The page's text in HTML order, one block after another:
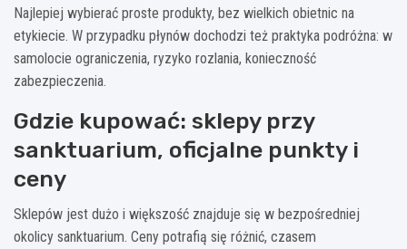
Najlepiej wybierać proste produkty, bez wielkich obietnic na
etykiecie. W przypadku płynów dochodzi też praktyka podróżna: w
samolocie ograniczenia, ryzyko rozlania, konieczność
zabezpieczenia.
Gdzie kupować: sklepy przy
sanktuarium, oficjalne punkty i
ceny
Sklepów jest dużo i większość znajduje się w bezpośredniej
okolicy sanktuarium. Ceny potrafią się różnić, czasem